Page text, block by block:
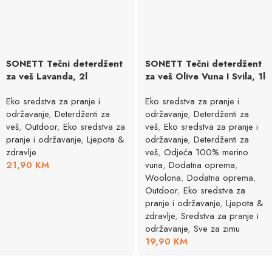
SONETT Tečni deterdžent
za veš Lavanda, 2l
Eko sredstva za pranje i
održavanje, Deterdženti za
veš, Outdoor, Eko sredstva za
pranje i održavanje, Ljepota &
zdravlje
21,90 KM
SONETT Tečni deterdžent
za veš Olive Vuna I Svila, 1l
Eko sredstva za pranje i
održavanje, Deterdženti za
veš, Eko sredstva za pranje i
održavanje, Deterdženti za
veš, Odjeća 100% merino
vuna, Dodatna oprema,
Woolona, Dodatna oprema,
Outdoor, Eko sredstva za
pranje i održavanje, Ljepota &
zdravlje, Sredstva za pranje i
održavanje, Sve za zimu
19,90 KM